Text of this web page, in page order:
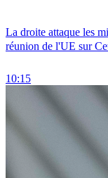
La droite attaque les
réunion de l'UE sur
10:15